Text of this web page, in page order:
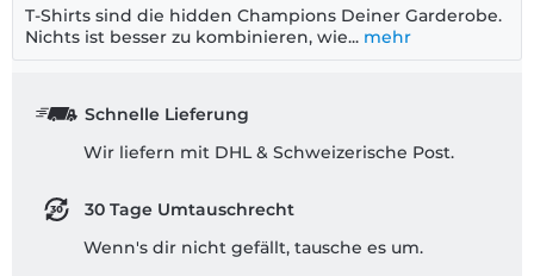
T-Shirts sind die hidden Champions Deiner Garderobe.
Nichts ist besser zu kombinieren, wie... mehr
Schnelle Lieferung
Wir liefern mit DHL & Schweizerische Post.
30 Tage Umtauschrecht
Wenn's dir nicht gefällt, tausche es um.